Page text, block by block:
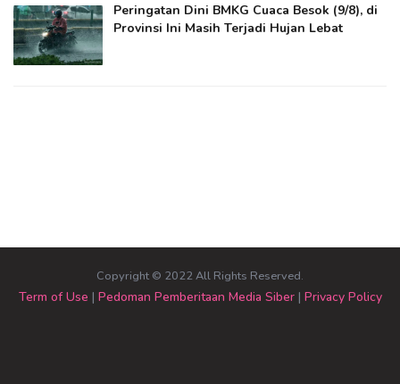
Peringatan Dini BMKG Cuaca Besok (9/8), di
Provinsi Ini Masih Terjadi Hujan Lebat
Copyright © 2022 All Rights Reserved.
Term of Use | Pedoman Pemberitaan Media Siber| Privacy Policy